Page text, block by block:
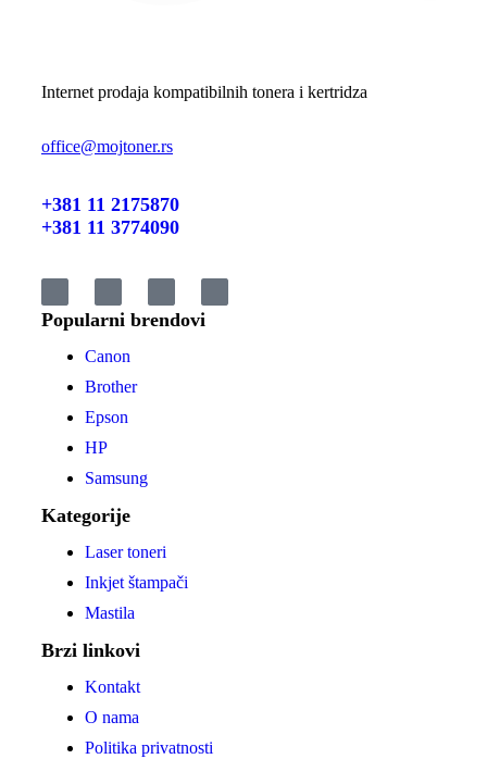
Internet prodaja kompatibilnih tonera i kertridza
office@mojtoner.rs
+381 11 2175870
+381 11 3774090
Popularni brendovi
Canon
Brother
Epson
HP
Samsung
Kategorije
Laser toneri
Inkjet štampači
Mastila
Brzi linkovi
Kontakt
O nama
Politika privatnosti